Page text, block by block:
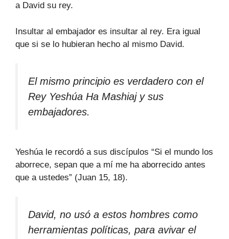
a David su rey.
Insultar al embajador es insultar al rey. Era igual
que si se lo hubieran hecho al mismo David.
El mismo principio es verdadero con el
Rey Yeshúa Ha Mashiaj y sus
embajadores.
Yeshúa le recordó a sus discípulos “Si el mundo los
aborrece, sepan que a mí me ha aborrecido antes
que a ustedes” (Juan 15, 18).
David, no usó a estos hombres como
herramientas políticas, para avivar el